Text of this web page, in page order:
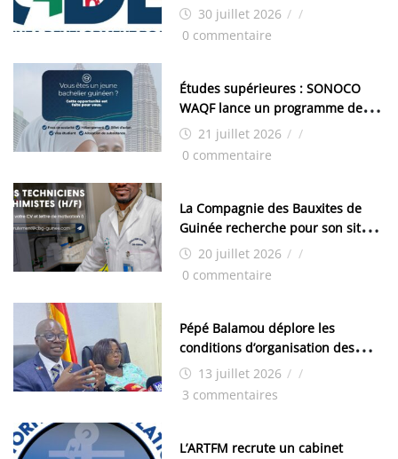
d’aménagement de la zone
industrielle de FANDJE (PAZIF)
30 juillet 2026 / /
0 commentaire
Études supérieures : SONOCO
WAQF lance un programme de
bourses pour la Malaisie
21 juillet 2026 / /
0 commentaire
La Compagnie des Bauxites de
Guinée recherche pour son site
de Kamsar des techniciens
chimistes (H/F)
20 juillet 2026 / /
0 commentaire
Pépé Balamou déplore les
conditions d’organisation des
examens nationaux : « Si ce sont
les élections, on trouve tous les
13 juillet 2026 / /
3 commentaires
L’ARTFM recrute un cabinet